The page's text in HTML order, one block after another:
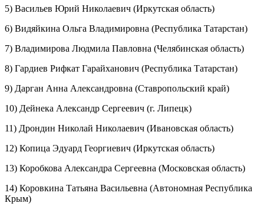
5) Васильев Юрий Николаевич (Иркутская область)
6) Видяйкина Ольга Владимировна (Республика Татарстан)
7) Владимирова Людмила Павловна (Челябинская область)
8) Гардиев Рифкат Гарайханович (Республика Татарстан)
9) Дарган Анна Александровна (Ставропольский край)
10) Дейнека Александр Сергеевич (г. Липецк)
11) Дрондин Николай Николаевич (Ивановская область)
12) Копица Эдуард Георгиевич (Иркутская область)
13) Коробкова Александра Сергеевна (Московская область)
14) Коровкина Татьяна Васильевна (Автономная Республика
Крым)